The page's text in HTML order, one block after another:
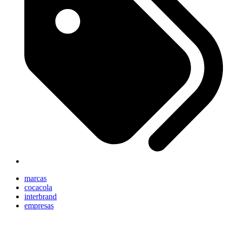
marcas
cocacola
interbrand
empresas